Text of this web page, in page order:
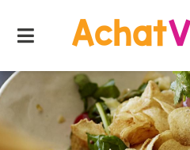
Menu